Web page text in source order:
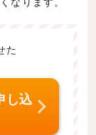
た
し込